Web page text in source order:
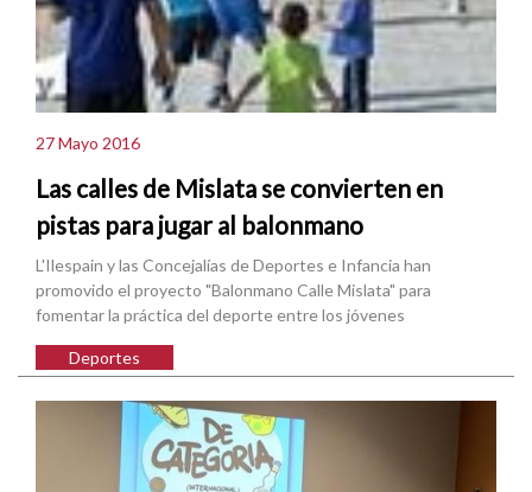
27 Mayo 2016
Las calles de Mislata se convierten en
pistas para jugar al balonmano
L'Ilespain y las Concejalías de Deportes e Infancia han
promovido el proyecto "Balonmano Calle Mislata" para
fomentar la práctica del deporte entre los jóvenes
Deportes